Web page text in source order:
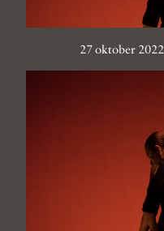
27 oktober 2022